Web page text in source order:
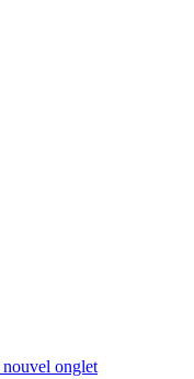
nouvel onglet